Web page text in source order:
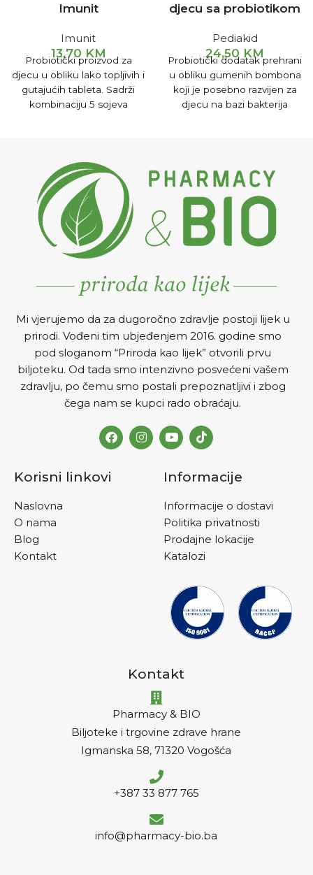
Imunit
Imunit
13,70 KM
Probiotički proizvod za
djecu u obliku lako topljivih i
gutajućih tableta. Sadrži
kombinaciju 5 sojeva
djecu sa probiotikom
Pediakid
24,50 KM
Probiotički dodatak prehrani
u obliku gumenih bombona
koji je posebno razvijen za
djecu na bazi bakterija
Mi vjerujemo da za dugoročno zdravlje postoji lijek u
prirodi. Vođeni tim ubjeđenjem 2016. godine smo
pod sloganom “Priroda kao lijek” otvorili prvu
biljoteku. Od tada smo intenzivno posvećeni vašem
zdravlju, po čemu smo postali prepoznatljivi i zbog
čega nam se kupci rado obraćaju.
Korisni linkovi
Naslovna
O nama
Blog
Kontakt
Informacije
Informacije o dostavi
Politika privatnosti
Prodajne lokacije
Katalozi
Kontakt
Pharmacy & BIO
Biljoteke i trgovine zdrave hrane
Igmanska 58, 71320 Vogošća
+387 33 877 765
info@pharmacy-bio.ba